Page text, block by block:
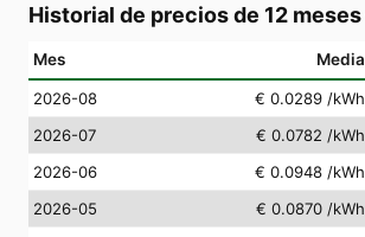
Historial de precios de 12 meses
Mes Media
2026-08 € 0.0289 /kWh
2026-07
€ 0.0782 /kWh
2026-06
€ 0.0948 /kWh
2026-05
€ 0.0870 /kWh